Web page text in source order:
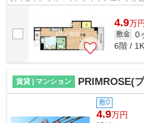
4.9万円
敷金 0
6階 /
賃貸 | マンション PRIMROSE(プリ
敷0
4.9万円